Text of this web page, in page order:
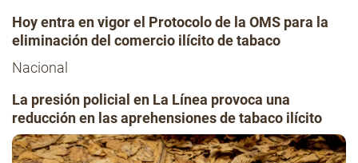
Hoy entra en vigor el Protocolo de la OMS para la
eliminación del comercio ilícito de tabaco
Nacional
La presión policial en La Línea provoca una
reducción en las aprehensiones de tabaco ilícito